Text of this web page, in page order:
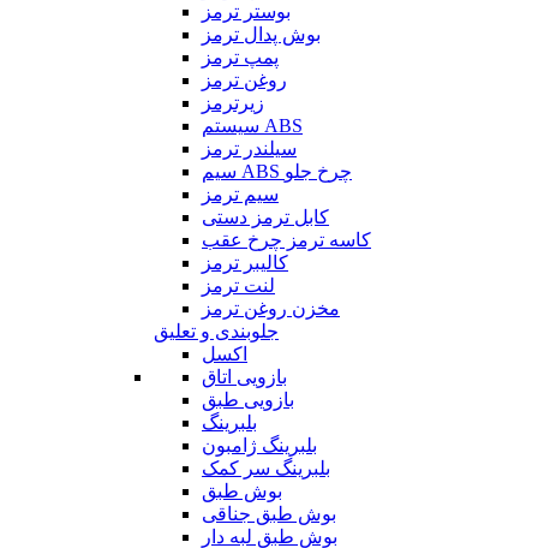
بوستر ترمز
بوش پدال ترمز
پمپ ترمز
روغن ترمز
زیرترمز
سیستم ABS
سیلندر ترمز
سیم ABS چرخ جلو
سیم ترمز
کابل ترمز دستی
کاسه ترمز چرخ عقب
کالیبر ترمز
لنت ترمز
مخزن روغن ترمز
جلوبندی و تعلیق
اکسل
بازویی اتاق
بازویی طبق
بلبرینگ
بلبرینگ ژامبون
بلبرینگ سر کمک
بوش طبق
بوش طبق جناقی
بوش طبق لبه دار